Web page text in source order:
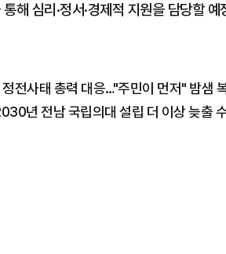
해 심리·정서·경제적 지원을 담당할 예
전사태 총력 대응…"주민이 먼저" 밤샘
년 전남 국립의대 설립 더 이상 늦출